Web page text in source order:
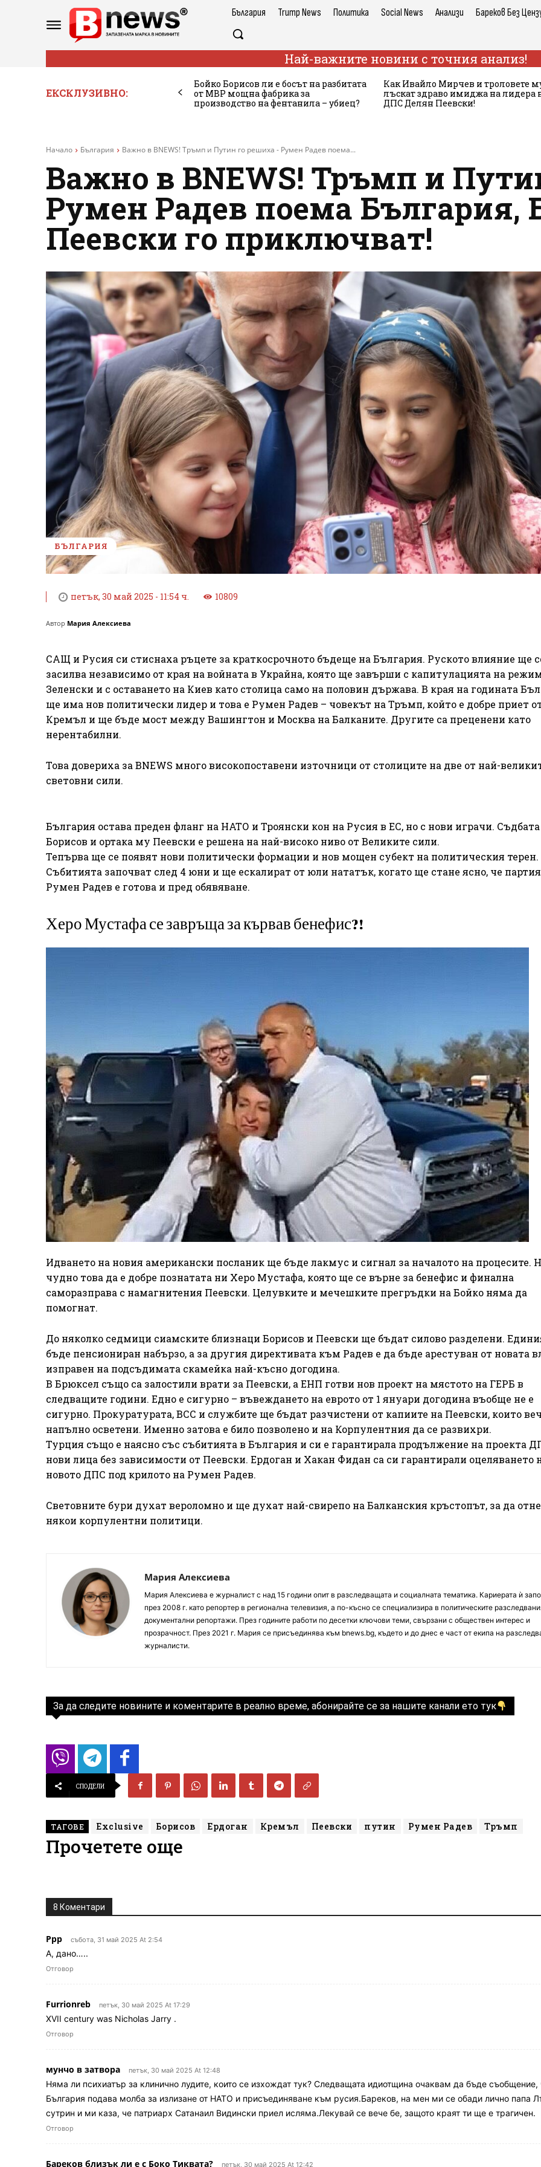
България Trump News Политика Social News Анализи Бареков Без
Най-важните новини с точния анализ!
ЕКСКЛУЗИВНО:
Бойко Борисов ли е босът на разбитата
от МВР мощна фабрика за
производство на фентанила – убиец?
Как Ивайло Мирчев и троловете
лъскат здраво имиджа на лидера
ДПС Делян Пеевски!
Начало България Важно в BNEWS! Тръмп и Путин го решиха - Румен Радев поема...
Важно в BNEWS! Тръмп и
Румен Радев поема България,
Пеевски го приключват!
БЪЛГАРИЯ
петък, 30 май 2025 - 11:54 ч. 10809
Автор Мария Алексиева
САЩ и Русия си стиснаха ръцете за краткосрочното бъдеще на България. Руското влияние ще
засилва независимо от края на войната в Украйна, която ще завърши с капитулацията на
Зеленски и с оставането на Киев като столица само на половин държава. В края на годината
ще има нов политически лидер и това е Румен Радев – човекът на Тръмп, който е добре приет
Кремъл и ще бъде мост между Вашингтон и Москва на Балканите. Другите са преценени като
нерентабилни.
Това довериха за BNEWS много високопоставени източници от столиците на две от най-
световни сили.
България остава преден фланг на НАТО и Троянски кон на Русия в ЕС, но с нови играчи.
Борисов и ортака му Пеевски е решена на най-високо ниво от Великите сили.
Тепърва ще се появят нови политически формации и нов мощен субект на политическия терен.
Събитията започват след 4 юни и ще ескалират от юли нататък, когато ще стане ясно, че
Румен Радев е готова и пред обявяване.
Херо Мустафа се завръща за кървав бенефис?!
Идването на новия американски посланик ще бъде лакмус и сигнал за началото на процесите.
чудно това да е добре познатата ни Херо Мустафа, която ще се върне за бенефис и финална
саморазправа с намагнитения Пеевски. Целувките и мечешките прегръдки на Бойко няма да
помогнат.
До няколко седмици сиамските близнаци Борисов и Пеевски ще бъдат силово разделени.
бъде пенсиониран набързо, а за другия директивата към Радев е да бъде арестуван от новата
изправен на подсъдимата скамейка най-късно догодина.
В Брюксел също са залостили врати за Пеевски, а ЕНП готви нов проект на мястото на ГЕРБ в
следващите години. Едно е сигурно – въвеждането на еврото от 1 януари догодина въобще не е
сигурно. Прокуратурата, ВСС и службите ще бъдат разчистени от капиите на Пеевски, които
напълно осветени. Именно затова е било позволено и на Корпулентния да се развихри.
Турция също е наясно със събитията в България и си е гарантирала продължение на проекта
нови лица без зависимости от Пеевски. Ердоган и Хакан Фидан са си гарантирали оцеляването
новото ДПС под крилото на Румен Радев.
Световните бури духат вероломно и ще духат най-свирепо на Балканския кръстопът, за да
някои корпулентни политици.
Мария Алексиева
Мария Алексиева е журналист с над 15 години опит в разследващата и социалната тематика. Кариерата ѝ
през 2008 г. като репортер в регионална телевизия, а по-късно се специализира в политическите
документални репортажи. През годините работи по десетки ключови теми, свързани с обществен интерес и
прозрачност. През 2021 г. Мария се присъединява към bnews.bg, където и до днес е част от екипа на
журналисти.
За да следите новините и коментарите в реално време, абонирайте се за нашите канали ето тук
СПОДЕЛИ
ТАГОВЕ Exclusive Борисов Ердоган Кремъл Пеевски путин Румен Радев Тръмп
Прочетете още
8 Коментари
Ррр събота, 31 май 2025 At 2:54
А, дано…..
Отговор
Furrionreb петък, 30 май 2025 At 17:29
XVII century was Nicholas Jarry .
Отговор
мунчо в затвора петък, 30 май 2025 At 12:48
Няма ли психиатър за клинично лудите, които се изхождат тук? Следващата идиотщина очаквам да бъде съобщение,
България подава молба за излизане от НАТО и присъединяване към русия.Бареков, на мен ми се обади лично папа
сутрин и ми каза, че патриарх Сатанаил Видински приел исляма.Лекувай се вече бе, защото краят ти ще е трагичен.
Отговор
Бареков близък ли е с Боко Тиквата? петък, 30 май 2025 At 12:42